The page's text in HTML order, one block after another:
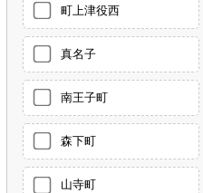
町上津役西
真名子
南王子町
森下町
山寺町